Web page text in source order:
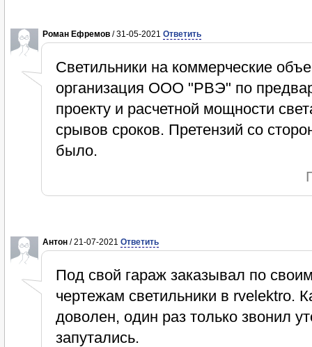
Роман Ефремов / 31-05-2021 Ответить
Светильники на коммерческие
организация ООО "РВЭ" по
проекту и расчетной мощности
срывов сроков. Претензий со
было.
Антон / 21-07-2021 Ответить
Под свой гараж заказывал по
чертежам светильники в rvelektro.
доволен, один раз только звонил
запутались.